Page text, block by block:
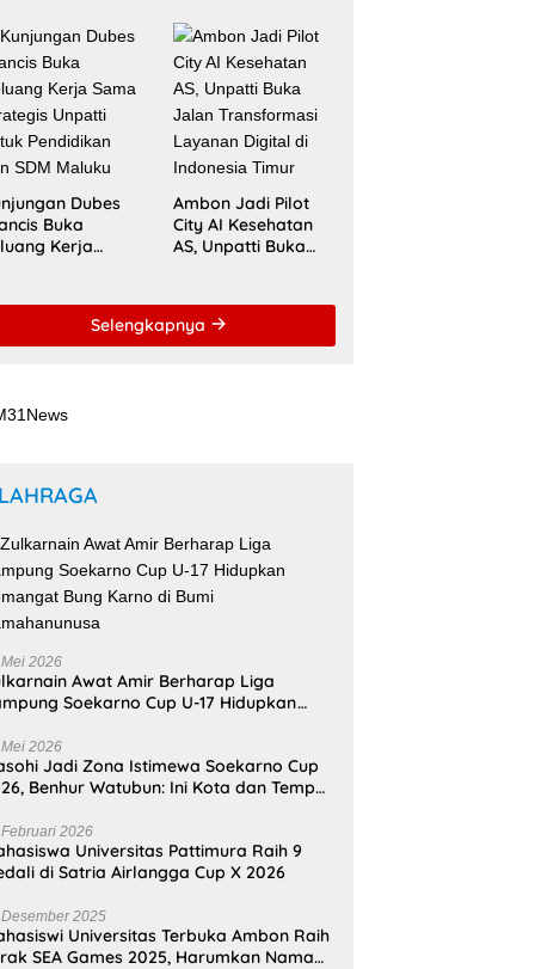
Kolaborasi
Indonesia
Berstandar
Internasional untuk
Raih Akreditasi
ACQUIN
Dubes
Buka
Kerja
dan
Ambon Jadi Pilot
City AI Kesehatan
AS, Unpatti Buka
Indonesia Timur
Selengkapnya
2026
Awat Amir Berharap Liga
Soekarno Cup U-17 Hidupkan
2026
Jadi Zona Istimewa Soekarno Cup
Benhur Watubun: Ini Kota dan Tempat
2026
Universitas Pattimura Raih 9
di Satria Airlangga Cup X 2026
2025
Universitas Terbuka Ambon Raih
SEA Games 2025, Harumkan Nama